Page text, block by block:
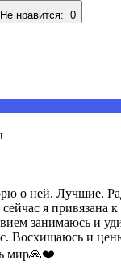
Не нравится: 0
о ней. Лучшие.
я привязана
занимаюсь и
Восхищаюсь и
мир🙏❤️